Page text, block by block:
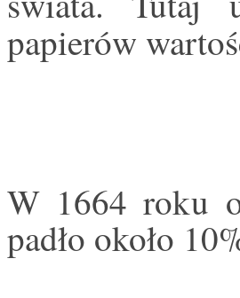
papierów
W 1664 roku
padło około